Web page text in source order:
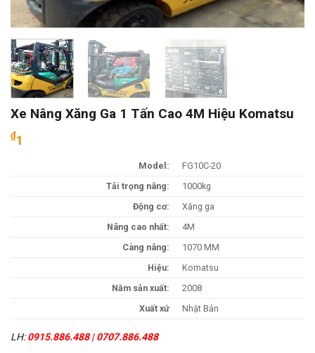
Xe Nâng Xăng Ga 1 Tấn Cao 4M Hiệu Komatsu
₫1
Model:
FG10C-20
Tải trọng nâng:
1000kg
Động cơ:
Xăng ga
Nâng cao nhất:
4M
Càng nâng:
1070 MM
Hiệu:
Komatsu
Năm sản xuất:
2008
Xuất xứ
Nhật Bản
LH:0915.886.488 | 0707.886.488